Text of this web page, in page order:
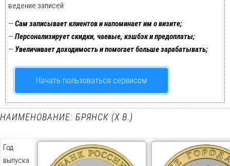
ведение записей:
—Сам записывает клиентов и напоминает им о визите;
—Персонализирует скидки, чаевые, кэшбэк и предоплаты;
— Увеличивает доходимость и помогает больше зарабатывать;
Начать пользоваться сервисом
НАИМЕНОВАНИЕ: БРЯНСК (X В.)
Год
выпуска